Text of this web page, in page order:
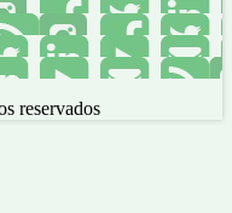
reservados